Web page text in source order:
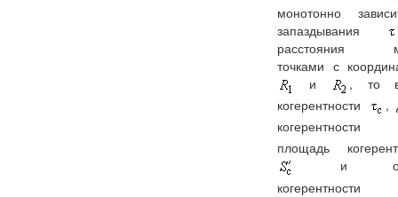
монотонно
запаздывания
расстояния
точками с
и
, то
когерентности
,
площадь
и
когерентности